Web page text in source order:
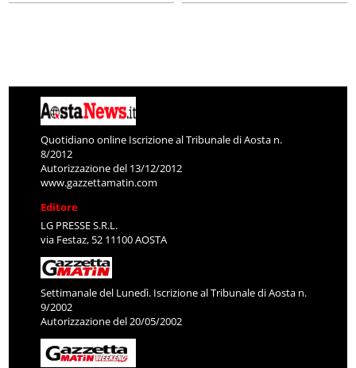
Quotidiano online Iscrizione al Tribunale di Aosta n.
8/2012
Autorizzazione del 13/12/2012
www.gazzettamatin.com
Editore
LG PRESSE S.R.L.
via Festaz, 52 11100 AOSTA
Settimanale del Lunedì. Iscrizione al Tribunale di Aosta n.
9/2002
Autorizzazione del 20/05/2002